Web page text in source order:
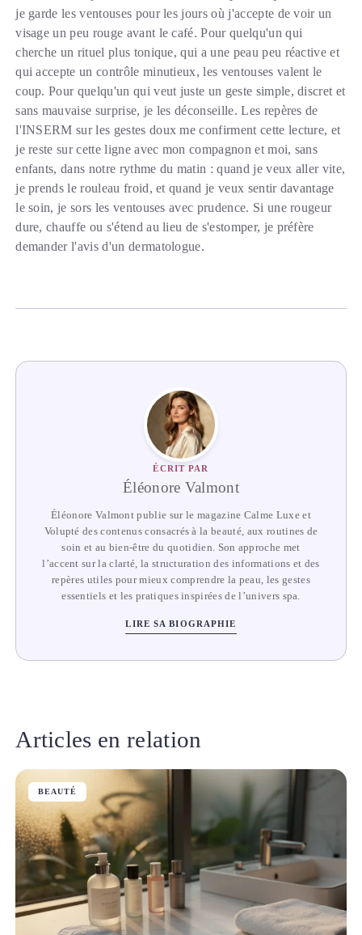
je garde les ventouses pour les jours où j'accepte de voir un
visage un peu rouge avant le café. Pour quelqu'un qui
cherche un rituel plus tonique, qui a une peau peu réactive et
qui accepte un contrôle minutieux, les ventouses valent le
coup. Pour quelqu'un qui veut juste un geste simple, discret et
sans mauvaise surprise, je les déconseille. Les repères de
l'INSERM sur les gestes doux me confirment cette lecture, et
je reste sur cette ligne avec mon compagnon et moi, sans
enfants, dans notre rythme du matin : quand je veux aller vite,
je prends le rouleau froid, et quand je veux sentir davantage
le soin, je sors les ventouses avec prudence. Si une rougeur
dure, chauffe ou s'étend au lieu de s'estomper, je préfère
demander l'avis d'un dermatologue.
ÉCRIT PAR
Éléonore Valmont
Éléonore Valmont publie sur le magazine Calme Luxe et
Volupté des contenus consacrés à la beauté, aux routines de
soin et au bien-être du quotidien. Son approche met
l’accent sur la clarté, la structuration des informations et des
repères utiles pour mieux comprendre la peau, les gestes
essentiels et les pratiques inspirées de l’univers spa.
LIRE SA BIOGRAPHIE
Articles en relation
BEAUTÉ